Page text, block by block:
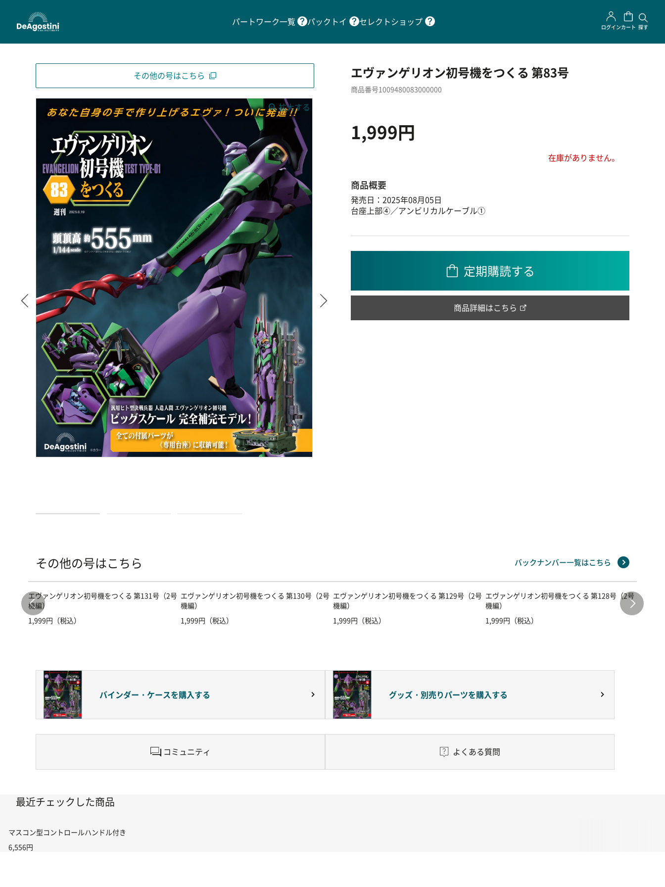
パートワーク一覧 パックトイ セレクトショップ ログインカート 探す
その他の号はこちら エヴァンゲリオン初号機をつくる 第83号
商品番号1009480083000000
1,999円
在庫がありません。
商品概要
発売日：2025年08月05日
台座上部④／アンビリカルケーブル①
定期購読する
商品詳細はこちら
その他の号はこちら
（2号 エヴァンゲリオン初号機をつくる 第131号（2号
機編）
1,999円（税込）
エヴァンゲリオン初号機をつくる 第130号（2号
機編）
1,999円（税込）
エヴァンゲリオン初号機をつくる 第129号（2号
機編）
1,999円（税込）
エヴァンゲリオン初号機をつくる 第128号（2号
機編）
1,999円（税込）
エヴァ
機編）
バックナンバー一覧はこちら
バインダー・ケースを購入する グッズ・別売りパーツを購入する
コミュニティ よくある質問
最近チェックした商品
マスコン型コントロールハンドル付き コントローラー＆ポイント切り替えスイッチRC-02/C002 /A062
6,556円